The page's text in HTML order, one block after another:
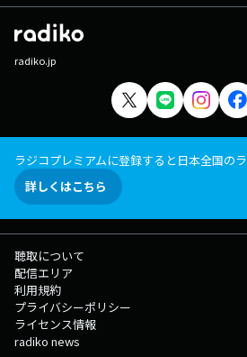
radiko.jp
ラジコプレミアムに登録すると日本全国の
詳しくはこちら
聴取について
配信エリア
利用規約
プライバシーポリシー
ライセンス情報
radiko news